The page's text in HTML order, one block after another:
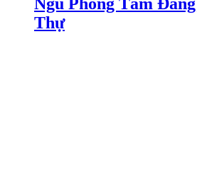
Ngủ Phòng Tắm
Thự